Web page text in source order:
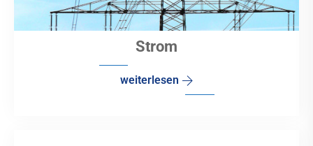
Strom
weiterlesen